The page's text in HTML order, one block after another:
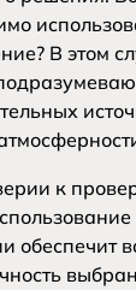
В этом
к
обеспечит